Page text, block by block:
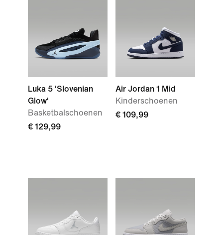
Luka 5 'Slovenian
Glow'
Basketbalschoenen
€ 129,99
Air Jordan 1 Mid
Kinderschoenen
€ 109,99